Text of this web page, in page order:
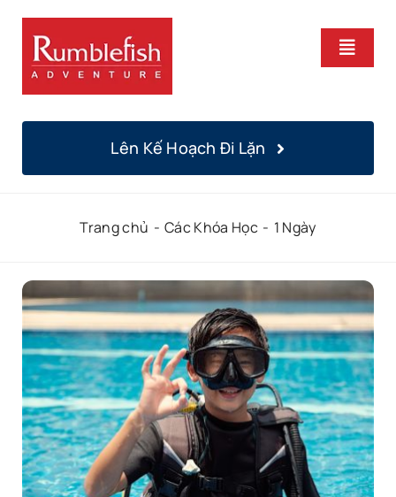
dung
Trang Chủ
Khoá Học
Lặn Hàng Ngày
Địa Điểm
Chúng Tôi
Tin Tức
Liên Hệ
Lên Kế Hoạch Đi Lặn
Trang chủ Các Khóa Học 1 Ngày